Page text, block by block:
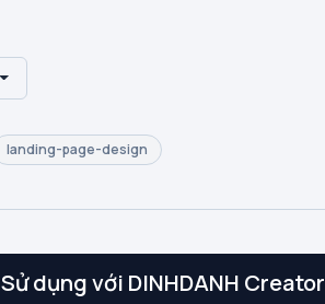
landing-page-design
Sử dụng với DINHDANH Creator